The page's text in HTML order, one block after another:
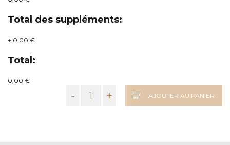
Total des suppléments:
+ 0,00 €
Total:
0,00 €
- + AJOUTER AU PANIER